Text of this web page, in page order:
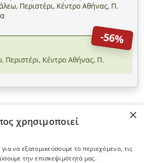
Περιστέρι, Κέντρο Αθήνας, Π.
-56%
Περιστέρι, Κέντρο Αθήνας, Π.
×
χρησιμοποιεί
να εξατομικεύσουμε το περιεχόμενο, τις
την επισκεψιμότητά μας.